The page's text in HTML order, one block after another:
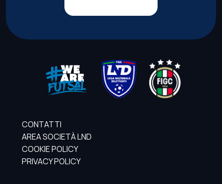
CONTATTI
AREA SOCIETÀ LND
COOKIE POLICY
PRIVACY POLICY